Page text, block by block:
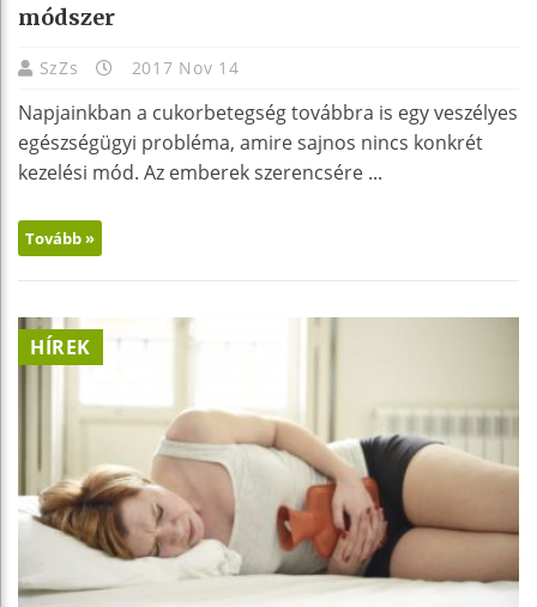
módszer
SzZs 2017 Nov 14
Napjainkban a cukorbetegség továbbra is egy veszélyes
egészségügyi probléma, amire sajnos nincs konkrét
kezelési mód. Az emberek szerencsére ...
Tovább »
HÍREK